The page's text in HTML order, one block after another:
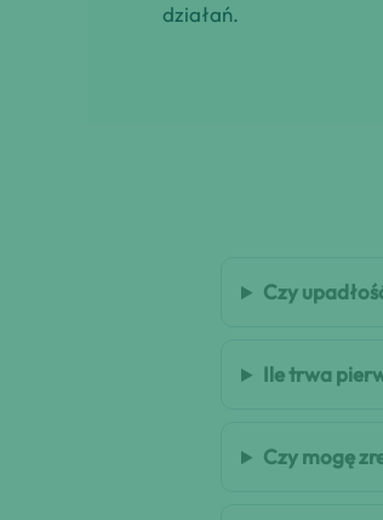
działań.
Czy
Ile trwa
Czy mogę